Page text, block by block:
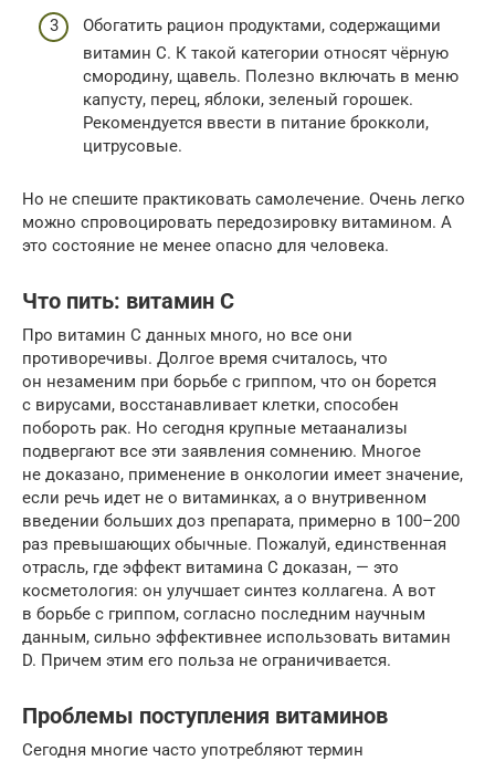
Обогатить рацион продуктами, содержащими
витамин С. К такой категории относят чёрную
смородину, щавель. Полезно включать в меню
капусту, перец, яблоки, зеленый горошек.
Рекомендуется ввести в питание брокколи,
цитрусовые.
Но не спешите практиковать самолечение. Очень легко
можно спровоцировать передозировку витамином. А
это состояние не менее опасно для человека.
Что пить: витамин С
Про витамин С данных много, но все они
противоречивы. Долгое время считалось, что
он незаменим при борьбе с гриппом, что он борется
с вирусами, восстанавливает клетки, способен
побороть рак. Но сегодня крупные метаанализы
подвергают все эти заявления сомнению. Многое
не доказано, применение в онкологии имеет значение,
если речь идет не о витаминках, а о внутривенном
введении больших доз препарата, примерно в 100–200
раз превышающих обычные. Пожалуй, единственная
отрасль, где эффект витамина C доказан, — это
косметология: он улучшает синтез коллагена. А вот
в борьбе с гриппом, согласно последним научным
данным, сильно эффективнее использовать витамин
D. Причем этим его польза не ограничивается.
Проблемы поступления витаминов
Сегодня многие часто употребляют термин